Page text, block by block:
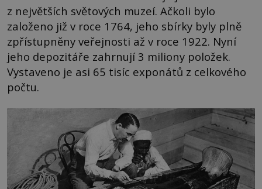
z největších světových muzeí. Ačkoli bylo
založeno již v roce 1764, jeho sbírky byly plně
zpřístupněny veřejnosti až v roce 1922. Nyní
jeho depozitáře zahrnují 3 miliony položek.
Vystaveno je asi 65 tisíc exponátů z celkového
počtu.